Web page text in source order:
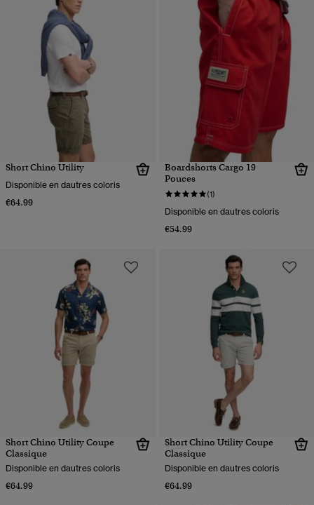
Short Chino Utility
Disponible en dautres coloris
€64.99
Boardshorts Cargo 19
Pouces
(1)
Disponible en dautres coloris
€54.99
Short Chino Utility Coupe
Classique
Disponible en dautres coloris
€64.99
Short Chino Utility Coupe
Classique
Disponible en dautres coloris
€64.99